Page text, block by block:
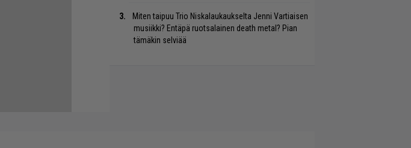
Miten taipuu Trio Niskalaukaukselta Jenni Vartiaisen
musiikki? Entäpä ruotsalainen death metal? Pian
tämäkin selviää